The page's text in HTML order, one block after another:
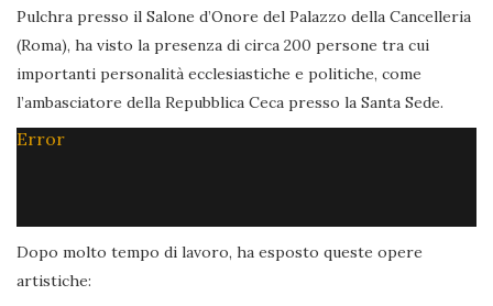
Pulchra presso il Salone d’Onore del Palazzo della Cancelleria
(Roma), ha visto la presenza di circa 200 persone tra cui
importanti personalità ecclesiastiche e politiche, come
l’ambasciatore della Repubblica Ceca presso la Santa Sede.
Error
Dopo molto tempo di lavoro, ha esposto queste opere
artistiche: